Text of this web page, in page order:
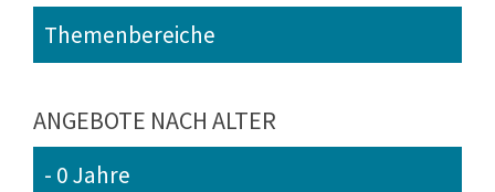
Themenbereiche
ANGEBOTE NACH ALTER
- 0 Jahre